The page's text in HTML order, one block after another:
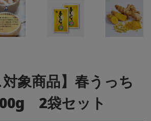
象商品】春うっち
2袋セット